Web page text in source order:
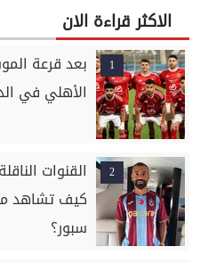
الاكثر قراءة الان
1
بعد قرعة
الأهلي في
2
كيف تشاهد
سبور؟